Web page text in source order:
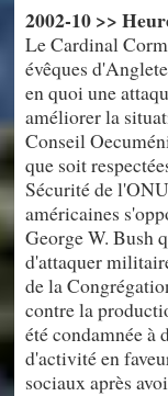
2002-10 >>
Le Cardinal
évêques
en quoi une
améliorer la
Conseil
que soit
Sécurité de
américaines
George W. Bush
d'attaquer
de la
contre la
été condamnée à
d'activité en
sociaux après